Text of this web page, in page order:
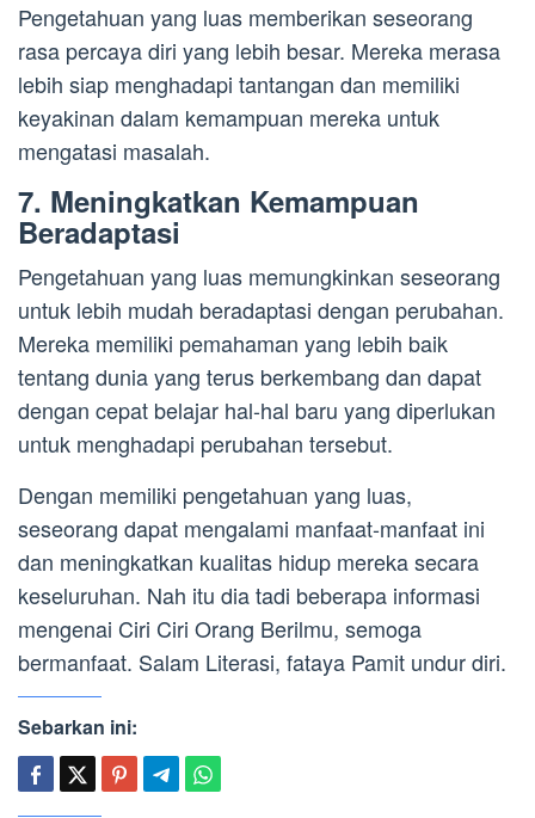
Pengetahuan yang luas memberikan seseorang
rasa percaya diri yang lebih besar. Mereka merasa
lebih siap menghadapi tantangan dan memiliki
keyakinan dalam kemampuan mereka untuk
mengatasi masalah.
7. Meningkatkan Kemampuan
Beradaptasi
Pengetahuan yang luas memungkinkan seseorang
untuk lebih mudah beradaptasi dengan perubahan.
Mereka memiliki pemahaman yang lebih baik
tentang dunia yang terus berkembang dan dapat
dengan cepat belajar hal-hal baru yang diperlukan
untuk menghadapi perubahan tersebut.
Dengan memiliki pengetahuan yang luas,
seseorang dapat mengalami manfaat-manfaat ini
dan meningkatkan kualitas hidup mereka secara
keseluruhan. Nah itu dia tadi beberapa informasi
mengenai Ciri Ciri Orang Berilmu, semoga
bermanfaat. Salam Literasi, fataya Pamit undur diri.
Sebarkan ini: